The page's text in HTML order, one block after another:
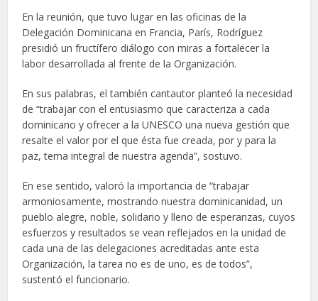
En la reunión, que tuvo lugar en las oficinas de la
Delegación Dominicana en Francia, París, Rodríguez
presidió un fructífero diálogo con miras a fortalecer la
labor desarrollada al frente de la Organización.
En sus palabras, el también cantautor planteó la necesidad
de “trabajar con el entusiasmo que caracteriza a cada
dominicano y ofrecer a la UNESCO una nueva gestión que
resalte el valor por el que ésta fue creada, por y para la
paz, tema integral de nuestra agenda”, sostuvo.
En ese sentido, valoró la importancia de “trabajar
armoniosamente, mostrando nuestra dominicanidad, un
pueblo alegre, noble, solidario y lleno de esperanzas, cuyos
esfuerzos y resultados se vean reflejados en la unidad de
cada una de las delegaciones acreditadas ante esta
Organización, la tarea no es de uno, es de todos”,
sustentó el funcionario.